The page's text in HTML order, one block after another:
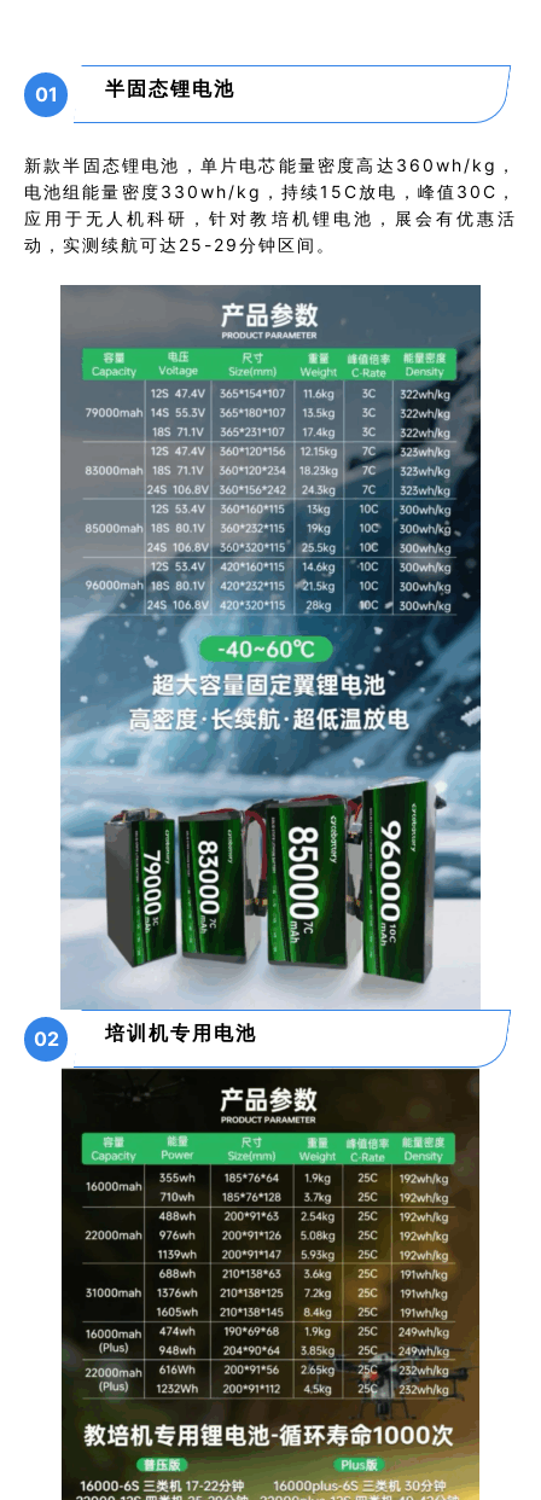
01 半固态锂电池
新款半固态锂电池，单片电芯能量密度高达360wh/kg，
电池组能量密度330wh/kg，持续15C放电，峰值30C，
应用于无人机科研，针对教培机锂电池，展会有优惠活
动，实测续航可达25-29分钟区间。
02 培训机专用电池